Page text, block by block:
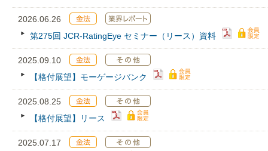
2026.06.26
第275回 JCR‐RatingEye セミナー（リース）資料
2025.09.10
【格付展望】モーゲージバンク
2025.08.25
【格付展望】リース
2025.07.17